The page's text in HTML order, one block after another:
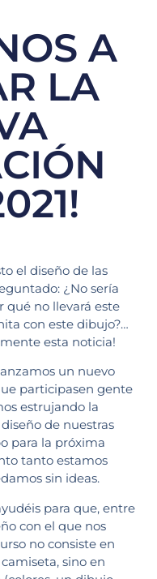
A
LA
el diseño de las
¿No sería
qué no llevará este
con este dibujo?…
esta noticia!
un nuevo
participasen gente
estrujando la
de nuestras
para la próxima
tanto estamos
sin ideas.
para que, entre
con el que nos
no consiste en
sino en